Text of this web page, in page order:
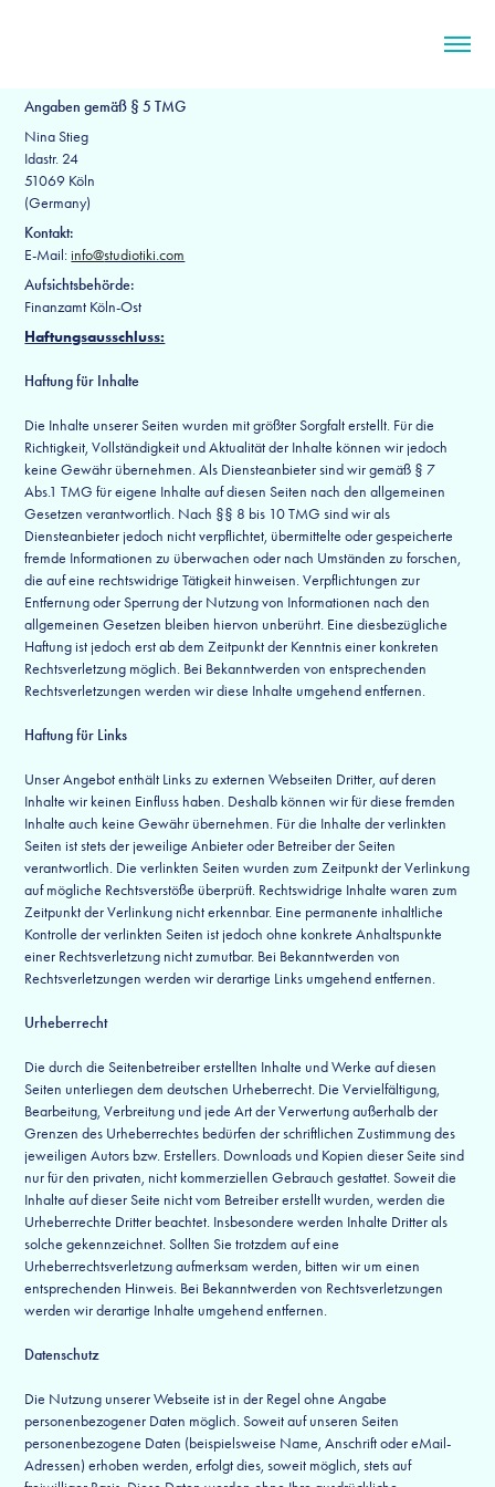
Angaben gemäß § 5 TMG
Nina Stieg
Idastr. 24
51069 Köln
(Germany)
Kontakt:
E-Mail:info@studiotiki.com
Aufsichtsbehörde:
Finanzamt Köln-Ost
Haftungsausschluss:
Haftung für Inhalte
Die Inhalte unserer Seiten wurden mit größter Sorgfalt erstellt. Für die
Richtigkeit, Vollständigkeit und Aktualität der Inhalte können wir jedoch
keine Gewähr übernehmen. Als Diensteanbieter sind wir gemäß § 7
Abs.1 TMG für eigene Inhalte auf diesen Seiten nach den allgemeinen
Gesetzen verantwortlich. Nach §§ 8 bis 10 TMG sind wir als
Diensteanbieter jedoch nicht verpflichtet, übermittelte oder gespeicherte
fremde Informationen zu überwachen oder nach Umständen zu forschen,
die auf eine rechtswidrige Tätigkeit hinweisen. Verpflichtungen zur
Entfernung oder Sperrung der Nutzung von Informationen nach den
allgemeinen Gesetzen bleiben hiervon unberührt. Eine diesbezügliche
Haftung ist jedoch erst ab dem Zeitpunkt der Kenntnis einer konkreten
Rechtsverletzung möglich. Bei Bekanntwerden von entsprechenden
Rechtsverletzungen werden wir diese Inhalte umgehend entfernen.
Haftung für Links
Unser Angebot enthält Links zu externen Webseiten Dritter, auf deren
Inhalte wir keinen Einfluss haben. Deshalb können wir für diese fremden
Inhalte auch keine Gewähr übernehmen. Für die Inhalte der verlinkten
Seiten ist stets der jeweilige Anbieter oder Betreiber der Seiten
verantwortlich. Die verlinkten Seiten wurden zum Zeitpunkt der Verlinkung
auf mögliche Rechtsverstöße überprüft. Rechtswidrige Inhalte waren zum
Zeitpunkt der Verlinkung nicht erkennbar. Eine permanente inhaltliche
Kontrolle der verlinkten Seiten ist jedoch ohne konkrete Anhaltspunkte
einer Rechtsverletzung nicht zumutbar. Bei Bekanntwerden von
Rechtsverletzungen werden wir derartige Links umgehend entfernen.
Urheberrecht
Die durch die Seitenbetreiber erstellten Inhalte und Werke auf diesen
Seiten unterliegen dem deutschen Urheberrecht. Die Vervielfältigung,
Bearbeitung, Verbreitung und jede Art der Verwertung außerhalb der
Grenzen des Urheberrechtes bedürfen der schriftlichen Zustimmung des
jeweiligen Autors bzw. Erstellers. Downloads und Kopien dieser Seite sind
nur für den privaten, nicht kommerziellen Gebrauch gestattet. Soweit die
Inhalte auf dieser Seite nicht vom Betreiber erstellt wurden, werden die
Urheberrechte Dritter beachtet. Insbesondere werden Inhalte Dritter als
solche gekennzeichnet. Sollten Sie trotzdem auf eine
Urheberrechtsverletzung aufmerksam werden, bitten wir um einen
entsprechenden Hinweis. Bei Bekanntwerden von Rechtsverletzungen
werden wir derartige Inhalte umgehend entfernen.
Datenschutz
Die Nutzung unserer Webseite ist in der Regel ohne Angabe
personenbezogener Daten möglich. Soweit auf unseren Seiten
personenbezogene Daten (beispielsweise Name, Anschrift oder eMail-
Adressen) erhoben werden, erfolgt dies, soweit möglich, stets auf